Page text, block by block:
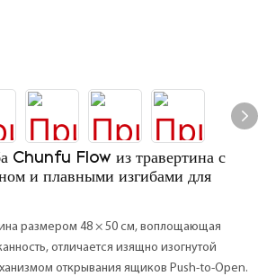
Chunfu Flow из травертина с
и плавными изгибами для
размером 48 × 50 см, воплощающая
отличается изящно изогнутой
открывания ящиков Push-to-Open.